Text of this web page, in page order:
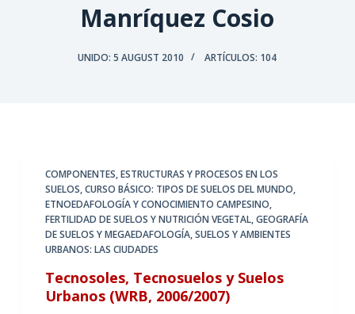
Manríquez Cosio
UNIDO: 5 AUGUST 2010 ARTÍCULOS: 104
COMPONENTES, ESTRUCTURAS Y PROCESOS EN LOS
SUELOS,CURSO BÁSICO: TIPOS DE SUELOS DEL MUNDO,
ETNOEDAFOLOGÍA Y CONOCIMIENTO CAMPESINO,
FERTILIDAD DE SUELOS Y NUTRICIÓN VEGETAL,GEOGRAFÍA
DE SUELOS Y MEGAEDAFOLOGÍA,SUELOS Y AMBIENTES
URBANOS: LAS CIUDADES
Tecnosoles, Tecnosuelos y Suelos
Urbanos (WRB, 2006/2007)